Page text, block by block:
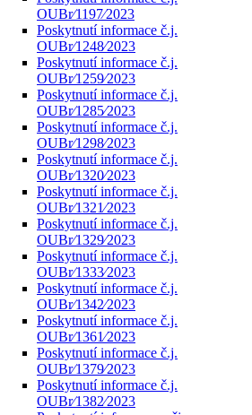
OUBr⁄1197⁄2023
Poskytnutí informace č.j.
OUBr⁄1248⁄2023
Poskytnutí informace č.j.
OUBr⁄1259⁄2023
Poskytnutí informace č.j.
OUBr⁄1285⁄2023
Poskytnutí informace č.j.
OUBr⁄1298⁄2023
Poskytnutí informace č.j.
OUBr⁄1320⁄2023
Poskytnutí informace č.j.
OUBr⁄1321⁄2023
Poskytnutí informace č.j.
OUBr⁄1329⁄2023
Poskytnutí informace č.j.
OUBr⁄1333⁄2023
Poskytnutí informace č.j.
OUBr⁄1342⁄2023
Poskytnutí informace č.j.
OUBr⁄1361⁄2023
Poskytnutí informace č.j.
OUBr⁄1379⁄2023
Poskytnutí informace č.j.
OUBr⁄1382⁄2023